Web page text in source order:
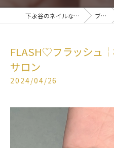
下永谷のネイルなら& BE nail ブログ
FLASH♡フラッシュ
サロン
2024/04/26